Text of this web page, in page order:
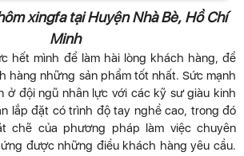
xingfa tại Huyện Nhà Bè, Hồ Chí
Minh
hết mình để làm hài lòng khách hàng, để
hàng những sản phẩm tốt nhất. Sức mạnh
ở đội ngũ nhân lực với các kỹ sư giàu kinh
lắp đặt có trình độ tay nghề cao, trong đó
chẽ của phương pháp làm việc chuyên
được những điều khách hàng yêu cầu.